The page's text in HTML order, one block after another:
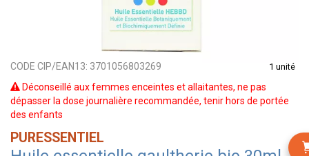
CODE CIP/EAN13: 3701056803269 1 unité
Déconseillé aux femmes enceintes et allaitantes, ne pas
dépasser la dose journalière recommandée, tenir hors de portée
des enfants
PURESSENTIEL